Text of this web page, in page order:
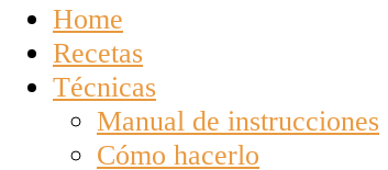
Home
Recetas
Técnicas
Manual de instrucciones
Cómo hacerlo